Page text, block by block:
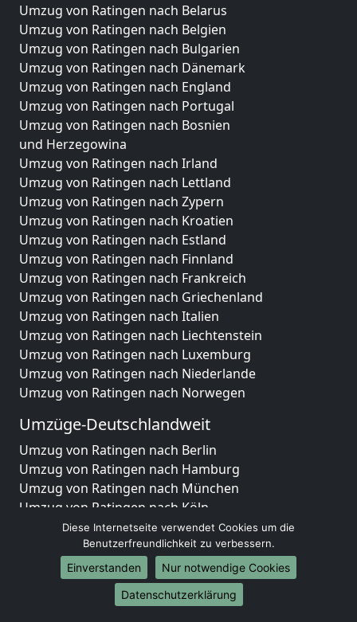
Umzug von Ratingen nach Belarus
Umzug von Ratingen nach Belgien
Umzug von Ratingen nach Bulgarien
Umzug von Ratingen nach Dänemark
Umzug von Ratingen nach England
Umzug von Ratingen nach Portugal
Umzug von Ratingen nach Bosnien
und Herzegowina
Umzug von Ratingen nach Irland
Umzug von Ratingen nach Lettland
Umzug von Ratingen nach Zypern
Umzug von Ratingen nach Kroatien
Umzug von Ratingen nach Estland
Umzug von Ratingen nach Finnland
Umzug von Ratingen nach Frankreich
Umzug von Ratingen nach Griechenland
Umzug von Ratingen nach Italien
Umzug von Ratingen nach Liechtenstein
Umzug von Ratingen nach Luxemburg
Umzug von Ratingen nach Niederlande
Umzug von Ratingen nach Norwegen
Umzüge-Deutschlandweit
Umzug von Ratingen nach Berlin
Umzug von Ratingen nach Hamburg
Umzug von Ratingen nach München
Umzug von Ratingen nach Köln
Umzug von Ratingen nach Frankfurt am Main
Umzug von Ratingen nach Stuttgart
Umzug von Ratingen nach Düsseldorf
Umzug von Ratingen nach Leipzig
Umzug von Ratingen nach Dortmund
Diese Internetseite verwendet Cookies um die
Benutzerfreundlichkeit zu verbessern.
Einverstanden
Nur notwendige Cookies
Datenschutzerklärung